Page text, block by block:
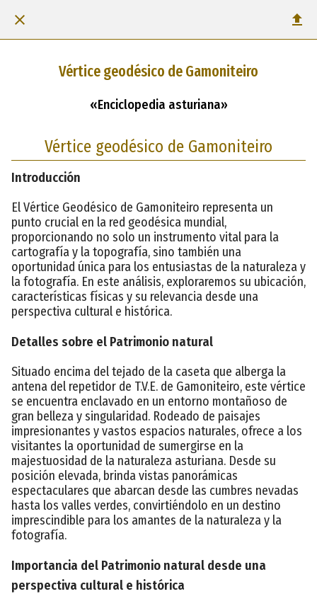
Vértice geodésico de Gamoniteiro
«Enciclopedia asturiana»
Vértice geodésico de Gamoniteiro
Introducción
El Vértice Geodésico de Gamoniteiro representa un
punto crucial en la red geodésica mundial,
proporcionando no solo un instrumento vital para la
cartografía y la topografía, sino también una
oportunidad única para los entusiastas de la naturaleza y
la fotografía. En este análisis, exploraremos su ubicación,
características físicas y su relevancia desde una
perspectiva cultural e histórica.
Detalles sobre el Patrimonio natural
Situado encima del tejado de la caseta que alberga la
antena del repetidor de T.V.E. de Gamoniteiro, este vértice
se encuentra enclavado en un entorno montañoso de
gran belleza y singularidad. Rodeado de paisajes
impresionantes y vastos espacios naturales, ofrece a los
visitantes la oportunidad de sumergirse en la
majestuosidad de la naturaleza asturiana. Desde su
posición elevada, brinda vistas panorámicas
espectaculares que abarcan desde las cumbres nevadas
hasta los valles verdes, convirtiéndolo en un destino
imprescindible para los amantes de la naturaleza y la
fotografía.
Importancia del Patrimonio natural desde una
perspectiva cultural e histórica